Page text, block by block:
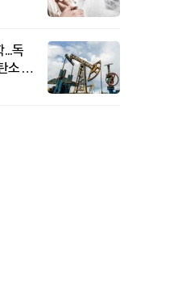
...독
소 패